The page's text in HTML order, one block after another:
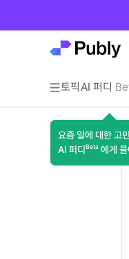
토픽AI 퍼디
요즘 일에 대한 고민
AI 퍼디 Beta 에게